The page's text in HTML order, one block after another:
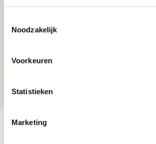
Noodzakelijk
Voorkeuren
Statistieken
Marketing
te brengen. Zo kunnen
even niet bent.